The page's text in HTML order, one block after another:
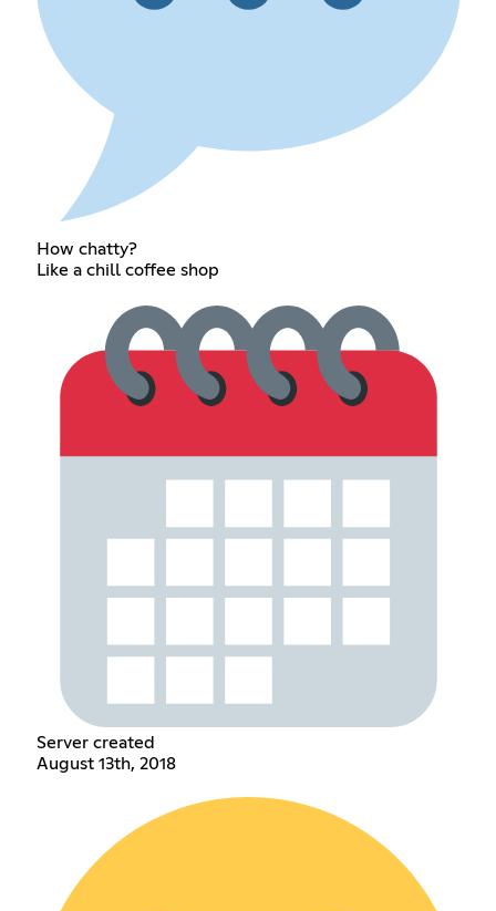
How chatty?
Like a chill coffee shop
Server created
August 13th, 2018